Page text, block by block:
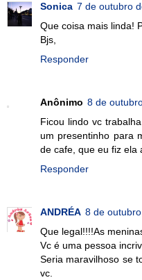
Sonica 7 de outubro
Que coisa mais linda!
Bjs,
Responder
Anônimo 8 de
Ficou lindo vc
um presentinho para
de cafe, que eu fiz ela
Responder
ANDRÉA 8 de
Que legal!!!!As
Vc é uma pessoa
Seria maravilhoso se
vc.